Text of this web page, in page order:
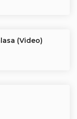
(Video)